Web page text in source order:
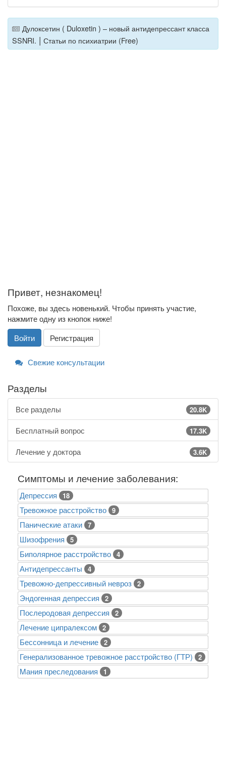
Дулоксетин ( Duloxetin ) – новый антидепрессант класса
SSNRI. | Статьи по психиатрии (Free)
Привет, незнакомец!
Похоже, вы здесь новенький. Чтобы принять участие,
нажмите одну из кнопок ниже!
Войти
Регистрация
Свежие консультации
Разделы
Все разделы 20.8K
Бесплатный вопрос 17.3K
Лечение у доктора 3.6K
Симптомы и лечение заболевания:
Депрессия 18
Тревожное расстройство 9
Панические атаки 7
Шизофрения 5
Биполярное расстройство 4
Антидепрессанты 4
Тревожно-депрессивный невроз 2
Эндогенная депрессия 2
Послеродовая депрессия 2
Лечение ципралексом 2
Бессонница и лечение 2
Генерализованное тревожное расстройство (ГТР) 2
Mания преследования 1